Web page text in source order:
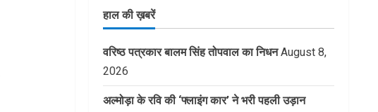
हाल की ख़बरें
वरिष्ठ पत्रकार बालम सिंह तोपवाल का निधन August 8,
2026
अल्मोड़ा के रवि की ‘फ्लाइंग कार’ ने भरी पहली उड़ान